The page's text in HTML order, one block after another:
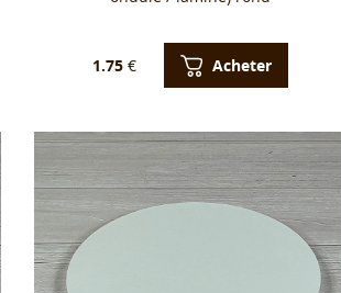
1.75 € Acheter